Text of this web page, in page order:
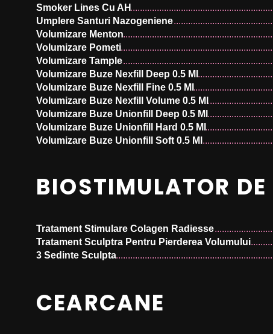
Smoker Lines Cu AH
Umplere Santuri Nazogeniene
Volumizare Menton
Volumizare Pometi
Volumizare Tample
Volumizare Buze Nexfill Deep 0.5 Ml
Volumizare Buze Nexfill Fine 0.5 Ml
Volumizare Buze Nexfill Volume 0.5 Ml
Volumizare Buze Unionfill Deep 0.5 Ml
Volumizare Buze Unionfill Hard 0.5 Ml
Volumizare Buze Unionfill Soft 0.5 Ml
Volumizare Buze Revolax Sub Q 0.5 Ml
Volumizare Buze Yvoire Classic 0.5 Ml
Volumizare Buze Stylage LIPS 0.5 Ml
Volumizare Buze Stylage M 0.5 Ml
Volumizare Buze Stylage S 0.5 Ml
Volumizare Buze Stylage XL 0.5 Ml
Volumizare Buze JUVEDERM ULTRA 2 0.5 Ml
BIOSTIMULATOR DE
Tratament Stimulare Colagen Radiesse
Tratament Sculptra Pentru Pierderea Volumului
3 Sedinte Sculpta
CEARCANE